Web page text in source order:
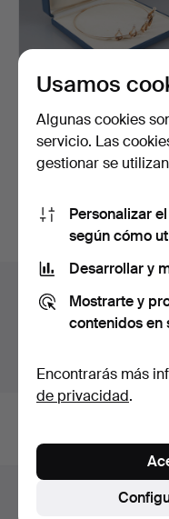
DIADEMA, perlas
cultivadas, oro de 14 quil…
Subastado 27 sep 2022
8 pujas
395 USD
Suscribir búsqueda
Archivo de subastas
Estás buscando en
Navegación
Ayuda y contacto
Usamos
Algunas cookies
servicio. Las
gestionar se
Personalizar
según cómo
Desarrollar y
Mostrarte y
contenidos en
Encontrarás más
de privacidad.